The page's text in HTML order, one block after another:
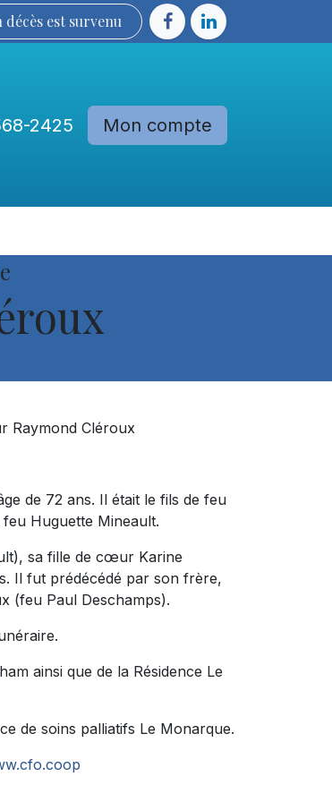
décès est sur​​​​​​​​ve​nu​​​​​​​​​​
2425 Mon compte
Raymond Cléroux
de 72 ans. Il était le fils de feu
Huguette Mineault.
sa fille de cœur Karine
Il fut prédécédé par son frère,
(feu Paul Deschamps).
ainsi que de la Résidence Le
de soins palliatifs Le Monarque.